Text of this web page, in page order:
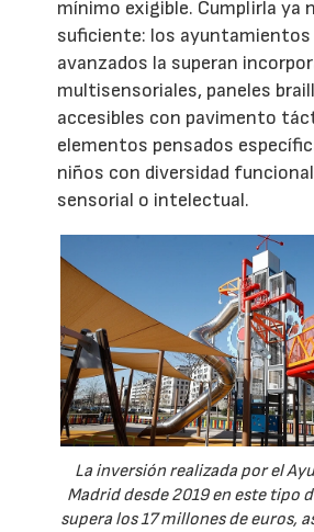
mínimo exigible. Cumplirla ya
suficiente: los ayuntamientos
avanzados la superan
multisensoriales, paneles
accesibles con pavimento
elementos pensados
niños con diversidad
sensorial o intelectual.
La inversión realizada por el
Madrid desde 2019 en este tipo
supera los 17 millones de euros,